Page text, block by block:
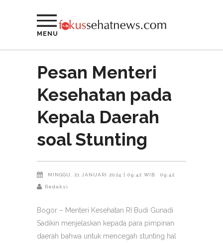
MENU
Pesan Menteri
Kesehatan pada
Kepala Daerah
soal Stunting
MINGGU, 21 JANUARI 2024 | 09:42 WIB 09:42
Redaksi
Bogor – Menteri Kesehatan RI Budi Gunadi
Sadikin menjelaskan kepada para pimpinan
daerah bahwa untuk mencegah stunting hal